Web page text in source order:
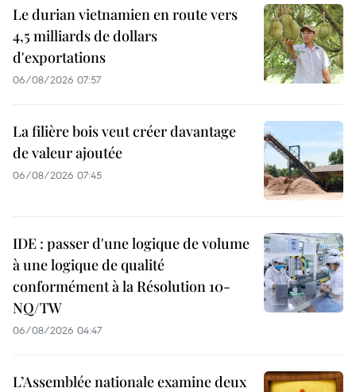
Le durian vietnamien en route vers
4,5 milliards de dollars
d'exportations
06/08/2026 07:57
La filière bois veut créer davantage
de valeur ajoutée
06/08/2026 07:45
IDE : passer d'une logique de volume
à une logique de qualité
conformément à la Résolution 10-
NQ/TW
06/08/2026 04:47
L’Assemblée nationale examine deux